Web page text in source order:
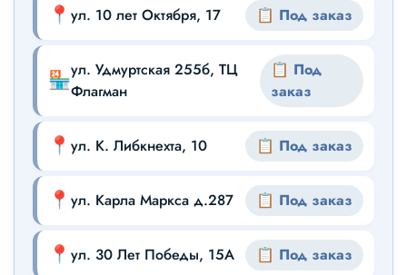
📍 ул. 10 лет Октября, 17 📋 Под заказ
🏪ул. Удмуртская 255б, ТЦ
Флагман
📋 Под
заказ
📍 ул. К. Либкнехта, 10 📋 Под заказ
📍 ул. Карла Маркса д.287 📋 Под заказ
📍 ул. 30 Лет Победы, 15А 📋 Под заказ